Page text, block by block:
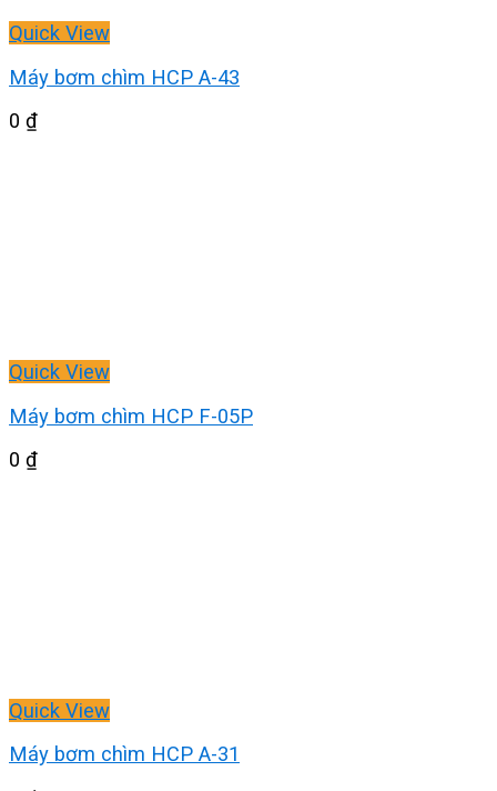
Quick View
Máy bơm chìm HCP A-43
0 ₫
Quick View
Máy bơm chìm HCP F-05P
0 ₫
Quick View
Máy bơm chìm HCP A-31